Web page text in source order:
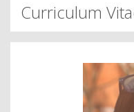
Curriculum